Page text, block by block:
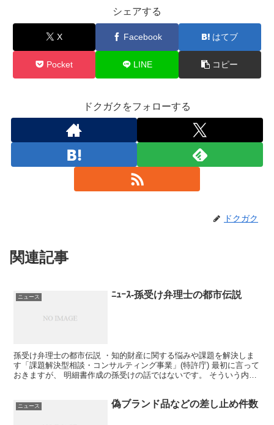
シェアする
X Facebook はてブ
Pocket LINE コピー
ドクガクをフォローする
ドクガク
関連記事
ニュース ﾆｭｰｽ-孫受け弁理士の都市伝説
孫受け弁理士の都市伝説 ・知的財産に関する悩みや課題を解決しま
す「課題解決型相談・コンサルティング事業」(特許庁) 最初に言って
おきますが、 明細書作成の孫受けの話ではないです。 そういう内容
ニュース 偽ブランド品などの差し止め件数